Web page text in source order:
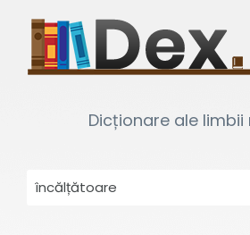
Dicționare ale